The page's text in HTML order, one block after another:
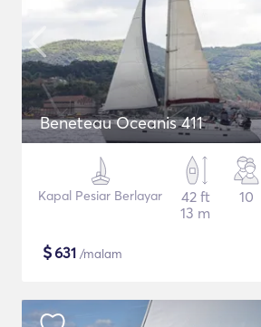
Beneteau Oceanis 411
Kapal Pesiar Berlayar
42 ft
13 m
10
$631 /malam